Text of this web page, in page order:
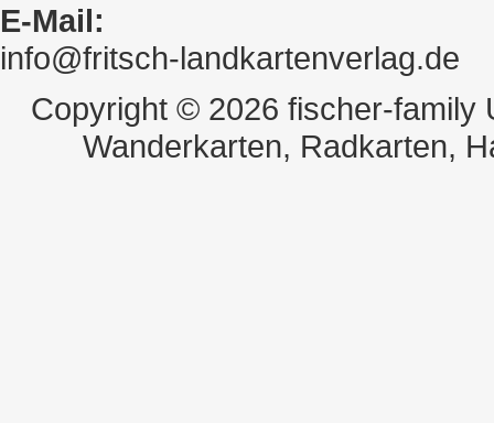
E-Mail:
info@fritsch-landkartenverlag.de
Copyright © 2026 fischer-family
Wanderkarten, Radkarten,